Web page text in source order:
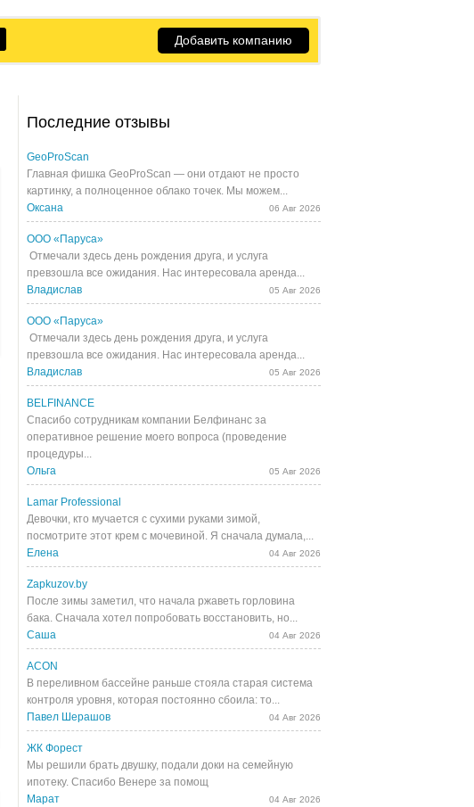
Добавить компанию
Последние отзывы
GeoProScan
Главная фишка GeoProScan — они отдают не просто
картинку, а полноценное облако точек. Мы можем...
Оксана
06 Авг 2026
ООО «Паруса»
Отмечали здесь день рождения друга, и услуга
превзошла все ожидания. Нас интересовала аренда...
Владислав
05 Авг 2026
ООО «Паруса»
Отмечали здесь день рождения друга, и услуга
превзошла все ожидания. Нас интересовала аренда...
Владислав
05 Авг 2026
BELFINANCE
Спасибо сотрудникам компании Белфинанс за
оперативное решение моего вопроса (проведение
процедуры...
Ольга
05 Авг 2026
Lamar Professional
Девочки, кто мучается с сухими руками зимой,
посмотрите этот крем с мочевиной. Я сначала думала,...
Елена
04 Авг 2026
Zapkuzov.by
После зимы заметил, что начала ржаветь горловина
бака. Сначала хотел попробовать восстановить, но...
Саша
04 Авг 2026
ACON
В переливном бассейне раньше стояла старая система
контроля уровня, которая постоянно сбоила: то...
Павел Шерашов
04 Авг 2026
ЖК Форест
Мы решили брать двушку, подали доки на семейную
ипотеку. Спасибо Венере за помощ
Марат
04 Авг 2026